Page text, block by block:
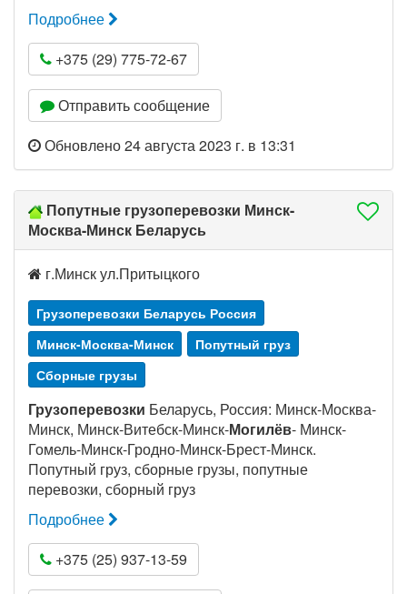
Подробнее
+375 (29) 775-72-67
Отправить сообщение
Обновлено 24 августа 2023 г. в 13:31
Попутные грузоперевозки Минск-
Москва-Минск Беларусь
г.Минск ул.Притыцкого
Грузоперевозки Беларусь Россия
Минск-Москва-Минск
Попутный груз
Сборные грузы
Грузоперевозки Беларусь, Россия: Минск-Москва-
Минск, Минск-Витебск-Минск-Могилёв- Минск-
Гомель-Минск-Гродно-Минск-Брест-Минск.
Попутный груз, сборные грузы, попутные
перевозки, сборный груз
Подробнее
+375 (25) 937-13-59